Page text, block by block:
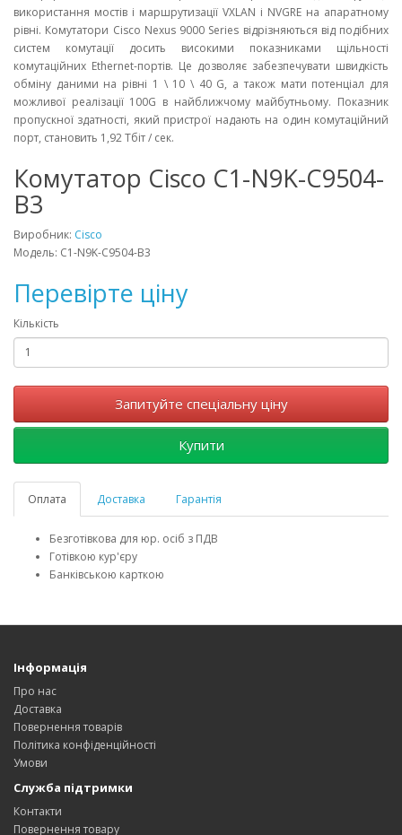
використання мостів і маршрутизації VXLAN і NVGRE на апаратному
рівні. Комутатори Cisco Nexus 9000 Series відрізняються від подібних
систем комутації досить високими показниками щільності
комутаційних Ethernet-портів. Це дозволяє забезпечувати швидкість
обміну даними на рівні 1 \ 10 \ 40 G, а також мати потенціал для
можливої ​​реалізації 100G в найближчому майбутньому. Показник
пропускної здатності, який пристрої надають на один комутаційний
порт, становить 1,92 Тбіт / сек.
Комутатор Cisco C1-N9K-C9504-
B3
Виробник: Cisco
Модель: C1-N9K-C9504-B3
Перевірте ціну
Кількість
Запитуйте спеціальну ціну
Купити
Оплата Доставка Гарантія
Безготівкова для юр. осіб з ПДВ
Готівкою кур'єру
Банківською карткою
Інформація
Про нас
Доставка
Повернення товарів
Політика конфіденційності
Умови
Служба підтримки
Контакти
Повернення товару